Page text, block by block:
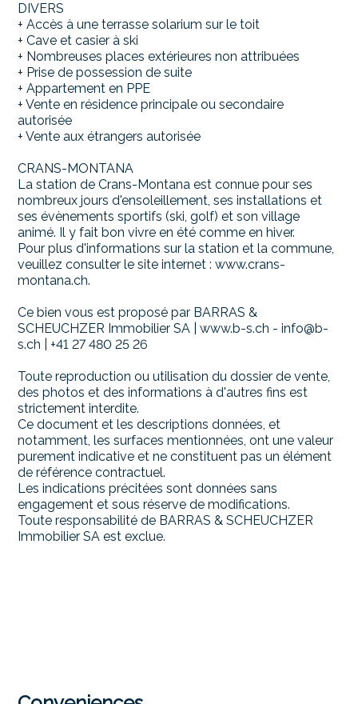
DIVERS
+ Accès à une terrasse solarium sur le toit
+ Cave et casier à ski
+ Nombreuses places extérieures non attribuées
+ Prise de possession de suite
+ Appartement en PPE
+ Vente en résidence principale ou secondaire
autorisée
+ Vente aux étrangers autorisée
CRANS-MONTANA
La station de Crans-Montana est connue pour ses
nombreux jours d'ensoleillement, ses installations et
ses évènements sportifs (ski, golf) et son village
animé. Il y fait bon vivre en été comme en hiver.
Pour plus d'informations sur la station et la commune,
veuillez consulter le site internet : www.crans-
montana.ch.
Ce bien vous est proposé par BARRAS &
SCHEUCHZER Immobilier SA | www.b-s.ch - info@b-
s.ch | +41 27 480 25 26
Toute reproduction ou utilisation du dossier de vente,
des photos et des informations à d'autres fins est
strictement interdite.
Ce document et les descriptions données, et
notamment, les surfaces mentionnées, ont une valeur
purement indicative et ne constituent pas un élément
de référence contractuel.
Les indications précitées sont données sans
engagement et sous réserve de modifications.
Toute responsabilité de BARRAS & SCHEUCHZER
Immobilier SA est exclue.